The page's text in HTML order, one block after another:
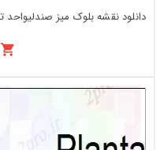
دانلود نقشه بلوک میز صندلیواحد